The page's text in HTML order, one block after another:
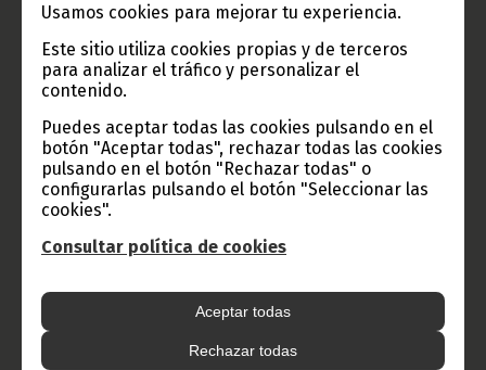
Usamos cookies para mejorar tu experiencia.
Este sitio utiliza cookies propias y de terceros
para analizar el tráfico y personalizar el
contenido.
Puedes aceptar todas las cookies pulsando en el
botón "Aceptar todas", rechazar todas las cookies
pulsando en el botón "Rechazar todas" o
configurarlas pulsando el botón "Seleccionar las
cookies".
Consultar política de cookies
Aceptar todas
Rechazar todas
La Ministra Delegada del Departamento de Cultura y Turismo
de Guinea Ecuatorial se convierte poco a poco en una celebrity
internacional reclamada por diferentes medios internacionales
no solamente por conducir la gestión del país en materia
cultural y turística, sino también por sus actividades como
escritora, modelo y editora del mundo de la moda.
Noticias Cultura Gente GE